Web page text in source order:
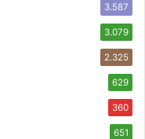
3.587
3.079
2.325
629
360
651